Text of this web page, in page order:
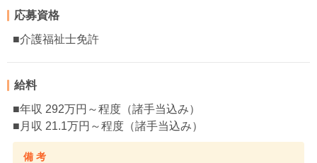
応募資格
■介護福祉士免許
給料
■年収 292万円～程度（諸手当込み）
■月収 21.1万円～程度（諸手当込み）
備 考